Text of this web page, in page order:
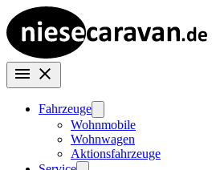
Fahrzeuge
Wohnmobile
Wohnwagen
Aktionsfahrzeuge